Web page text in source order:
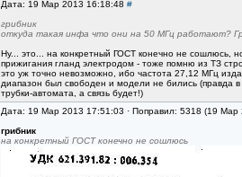
Дата: 19 Мар 2013 16:18:48 #
грибник
откуда такая инфа что они на 50 МГц работают?
Ну... это... на конкретный ГОСТ конечно не сошлюсь,
прижигания гланд электродом - тоже помню из ТЗ
это уж точно невозможно, ибо частота 27,12 МГц
диапазон был свободен и модели не бились (правда
трубки-автомата, а связь будет!)
Дата: 19 Мар 2013 17:51:03 · Поправил: 5318 (19 Мар
грибник
на конкретный ГОСТ конечно не сошлюсь